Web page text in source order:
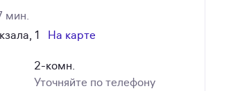
мин.
1
На карте
2-комн.
Уточняйте по телефону